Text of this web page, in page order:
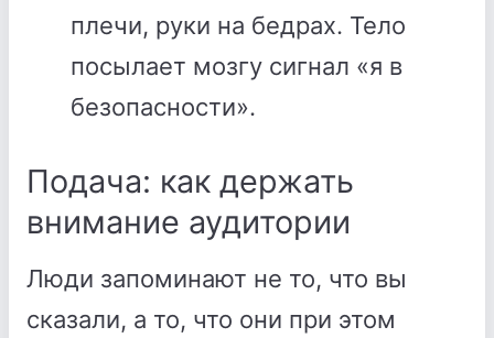
плечи, руки на бедрах. Тело
посылает мозгу сигнал «я в
безопасности».
Подача: как держать
внимание аудитории
Люди запоминают не то, что вы
сказали, а то, что они при этом